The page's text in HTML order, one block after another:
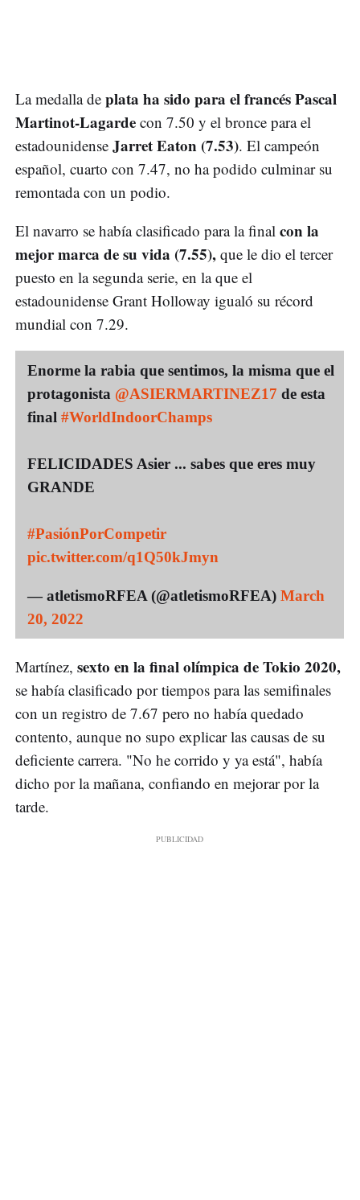
La medalla de plata ha sido para el francés Pascal
Martinot-Lagarde con 7.50 y el bronce para el
estadounidense Jarret Eaton (7.53). El campeón
español, cuarto con 7.47, no ha podido culminar su
remontada con un podio.
El navarro se había clasificado para la final con la
mejor marca de su vida (7.55), que le dio el tercer
puesto en la segunda serie, en la que el
estadounidense Grant Holloway igualó su récord
mundial con 7.29.
Enorme la rabia que sentimos, la misma que el
protagonista @ASIERMARTINEZ17 de esta
final #WorldIndoorChamps
FELICIDADES Asier ... sabes que eres muy
GRANDE
#PasiónPorCompetir
pic.twitter.com/q1Q50kJmyn
— atletismoRFEA (@atletismoRFEA) March
20, 2022
Martínez, sexto en la final olímpica de Tokio 2020,
se había clasificado por tiempos para las semifinales
con un registro de 7.67 pero no había quedado
contento, aunque no supo explicar las causas de su
deficiente carrera. "No he corrido y ya está", había
dicho por la mañana, confiando en mejorar por la
tarde.